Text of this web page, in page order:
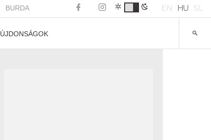
BURDA EN HU SL
ÚJDONSÁGOK